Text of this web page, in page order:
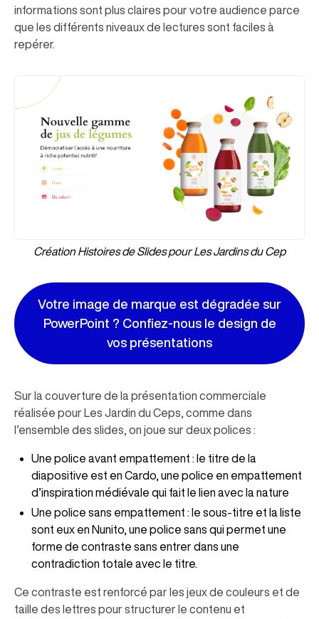
informations sont plus claires pour votre audience parce
que les différents niveaux de lectures sont faciles à
repérer.
Création Histoires de Slides pour Les Jardins du Cep
Votre image de marque est dégradée sur
PowerPoint ? Confiez-nous le design de
vos présentations
Sur la couverture de la présentation commerciale
réalisée pour Les Jardin du Ceps, comme dans
l’ensemble des slides, on joue sur deux polices :
Une police avant empattement : le titre de la
diapositive est en Cardo, une police en empattement
d’inspiration médiévale qui fait le lien avec la nature
Une police sans empattement : le sous-titre et la liste
sont eux en Nunito, une police sans qui permet une
forme de contraste sans entrer dans une
contradiction totale avec le titre.
Ce contraste est renforcé par les jeux de couleurs et de
taille des lettres pour structurer le contenu et